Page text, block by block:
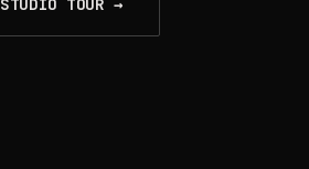
STUDIO TOUR →